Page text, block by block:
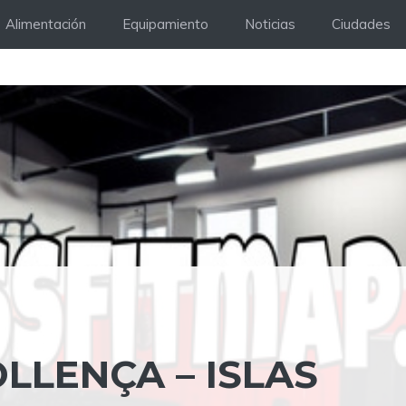
Alimentación Equipamiento Noticias Ciudades
– ISLAS